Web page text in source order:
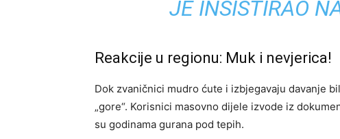
JE INSISTIRAO
Reakcije u regionu: Muk i nevjerica!
Dok zvaničnici mudro ćute i izbjegavaju davanje
„gore“. Korisnici masovno dijele izvode iz
su godinama gurana pod tepih.